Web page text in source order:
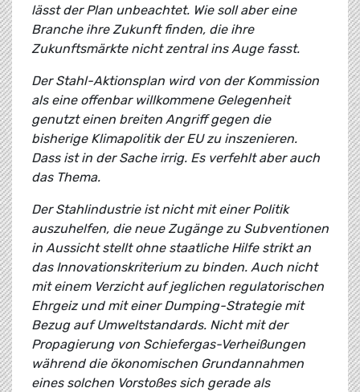
lässt der Plan unbeachtet. Wie soll aber eine
Branche ihre Zukunft finden, die ihre
Zukunftsmärkte nicht zentral ins Auge fasst.
Der Stahl-Aktionsplan wird von der Kommission
als eine offenbar willkommene Gelegenheit
genutzt einen breiten Angriff gegen die
bisherige Klimapolitik der EU zu inszenieren.
Dass ist in der Sache irrig. Es verfehlt aber auch
das Thema.
Der Stahlindustrie ist nicht mit einer Politik
auszuhelfen, die neue Zugänge zu Subventionen
in Aussicht stellt ohne staatliche Hilfe strikt an
das Innovationskriterium zu binden. Auch nicht
mit einem Verzicht auf jeglichen regulatorischen
Ehrgeiz und mit einer Dumping-Strategie mit
Bezug auf Umweltstandards. Nicht mit der
Propagierung von Schiefergas-Verheißungen
während die ökonomischen Grundannahmen
eines solchen Vorstoßes sich gerade als